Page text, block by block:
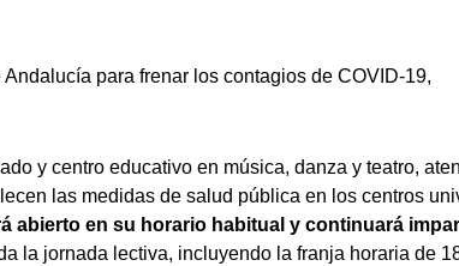
para frenar los contagios de COVID-19,
y centro educativo en música, danza y teatro,
las medidas de salud pública en los centros
abierto en su horario habitual y continuará
la jornada lectiva, incluyendo la franja horaria de